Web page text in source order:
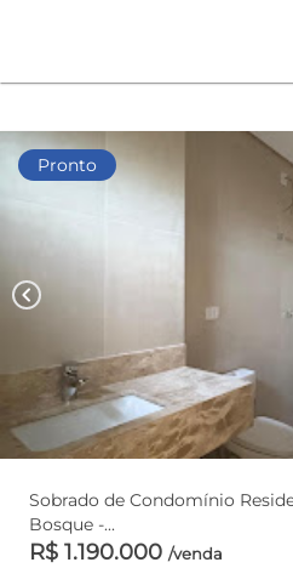
Pronto
chevron_left
Sobrado de Condomínio Residencial Hera em Carandá
Bosque -...
R$ 1.190.000 /venda